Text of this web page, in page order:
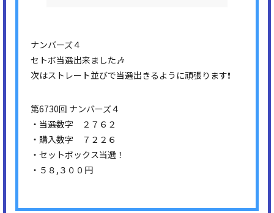
ナンバーズ４
セトボ当選出来ました🎶
次はストレート並びで当選出きるように頑張ります❗
第6730回 ナンバーズ４
・当選数字 ２７６２
・購入数字 ７２２６
・セットボックス当選！
・５８,３００円